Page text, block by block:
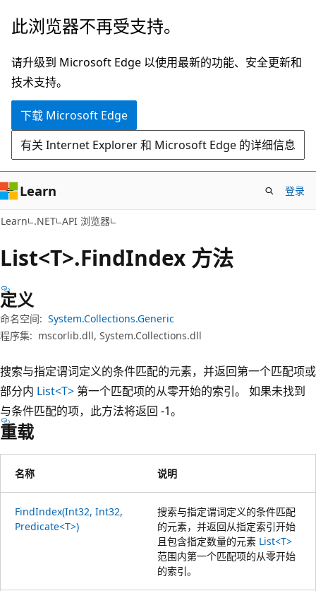
跳
主
要
内
跳
页
内
导
此浏览器不再受支持。
请升级到 Microsoft Edge 以使用最新的功能、安全更新和
技术支持。
下载 Microsoft Edge
有关 Internet Explorer 和 Microsoft Edge 的详细信息
Learn 登录
Learn .NET API 浏览器
List<T>.FindIndex 方法
定义
命名空间: System.Collections.Generic
程序集: mscorlib.dll, System.Collections.dll
搜索与指定谓词定义的条件匹配的元素，并返回第一个匹配项或
部分内 List<T> 第一个匹配项的从零开始的索引。 如果未找到
与条件匹配的项，此方法将返回 -1。
重载
名称 说明
FindIndex(Int32, Int32,
Predicate<T>)
搜索与指定谓词定义的条件匹配
的元素，并返回从指定索引开始
且包含指定数量的元素 List<T>
范围内第一个匹配项的从零开始
的索引。